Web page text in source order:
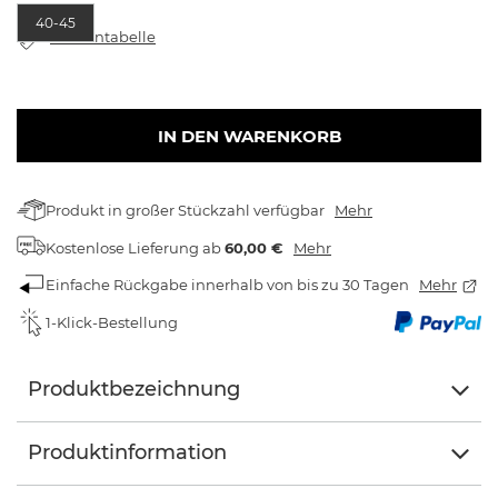
40-45
Größentabelle
IN DEN WARENKORB
Produkt in großer Stückzahl verfügbar Mehr
Kostenlose Lieferung ab60,00 € Mehr
Einfache Rückgabe innerhalb von bis zu 30 Tagen Mehr
1-Klick-Bestellung
Produktbezeichnung
Produktinformation